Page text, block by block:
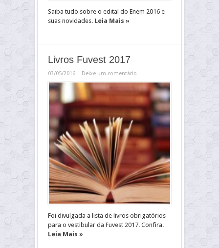
Saiba tudo sobre o edital do Enem 2016 e
suas novidades. Leia Mais »
Livros Fuvest 2017
03/05/2016 Deixe um comentário
Foi divulgada a lista de livros obrigatórios
para o vestibular da Fuvest 2017. Confira.
Leia Mais »